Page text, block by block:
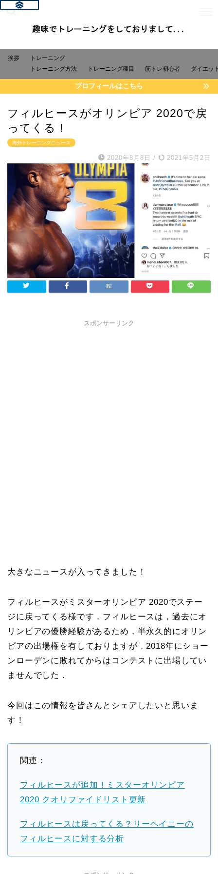
挨拶
トレーニング
トレーニング方法
トレーニング種目 筋トレ初心者 ダイエッ
プロフィールはこちら
フィルヒースがオリンピア 2020で戻
ってくる！
海外トレーニングニュース
2020年8月8日 / 2021年5月2日
スポンサーリンク
大きなニュースが入ってきました！
フィルヒースがミスターオリンピア 2020でステー
ジに戻ってくる様です．フィルヒースは，過去にオ
リンピアの優勝経験があるため，半永久的にオリン
ピアの出場権を有しておりますが，2018年にショー
ンローデンに敗れてからはコンテストに出場してい
ませんでした．
今回はこの情報を皆さんとシェアしたいと思いま
す！
関連：
フィルヒースが追加！ミスターオリンピア
2020 クオリファイドリスト更新
フィルヒースは戻ってくる？リーヘイニーの
フィルヒースに対する分析